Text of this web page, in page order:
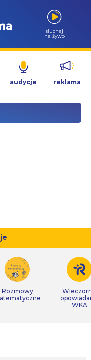
słuchaj
na żywo
audycje reklama
Rozmowy
WKA